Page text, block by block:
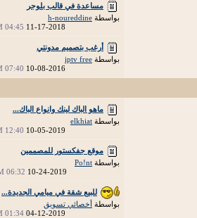
مساعدة في قالب بلوجر
بواسطة h-noureddine
11-17-2018
04:45 PM
أرغب بتصميم مدونتي
بواسطة iptv free
10-08-2016
07:40 PM
ماهو الباك لينك وانواع الباك...
بواسطة elkhiat
10-05-2019
12:40 PM
موقع جفكستور للمصممين
بواسطة Po!nt
10-24-2019
06:32 AM
للبيع شقة في ميامي الجديدة...
بواسطة أخصائي تسويق
04-12-2019
01:34 PM